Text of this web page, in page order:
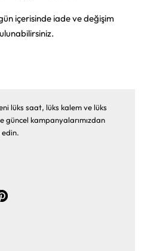
içerisinde iade ve değişim
lüks saat, lüks kalem ve lüks
güncel kampanyalarımızdan